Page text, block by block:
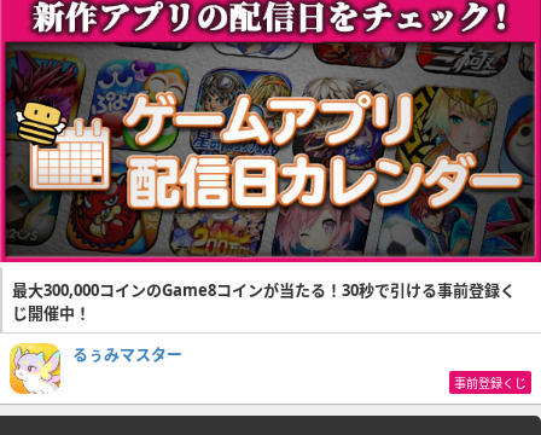
最大300,000コインのGame8コインが当たる！30秒で引ける事前登録く
じ開催中！
るぅみマスター
事前登録くじ